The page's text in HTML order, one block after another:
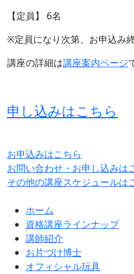
【定員】 6名
※定員になり次第、お申込み
講座の詳細は講座案内ページ
申し込みはこちら
お申込みはこちら
お問い合わせ・お申し込みは
その他の講座スケジュールは
ホーム
資格講座ラインナップ
講師紹介
お片づけ博士
オフィシャル玩具